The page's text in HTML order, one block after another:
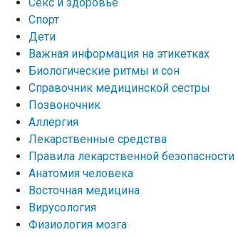
Спорт
Дети
Важная информация на этикетках
Биологические ритмы и сон
Справочник медицинской сестры
Позвоночник
Аллергия
Лекарственные средства
Правила лекарственной безопасности
Aнатомия человека
Восточная медицина
Вирусология
Физиология мозга